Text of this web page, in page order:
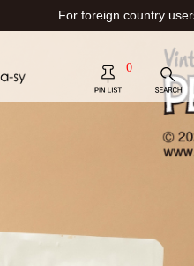
For foreign country
0